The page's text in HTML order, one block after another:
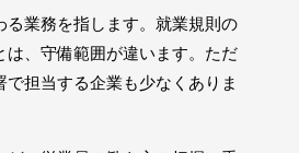
る業務を指します。就業規則の
、守備範囲が違います。ただ
担当する企業も少なくありま